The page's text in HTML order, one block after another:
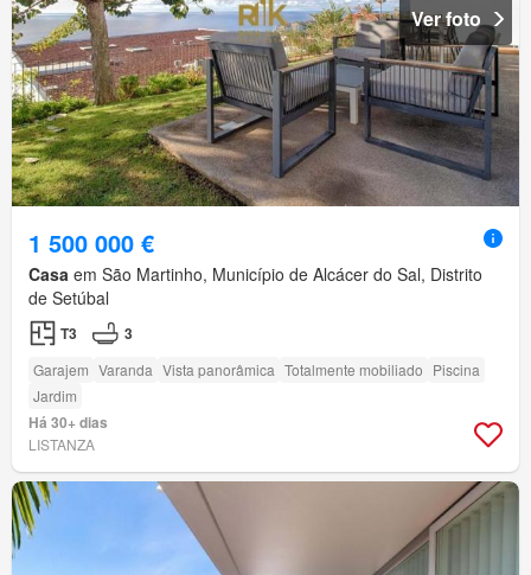
Ver foto
1 500 000 €
Casa em São Martinho, Município de Alcácer do Sal, Distrito
de Setúbal
T3 3
Garajem Varanda Vista panorâmica Totalmente mobiliado Piscina
Jardim
Há 30+ dias
LISTANZA